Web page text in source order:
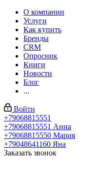
О компании
Услуги
Как купить
Бренды
CRM
Опросник
Книги
Новости
Блог
...
Войти
+79068815551
+79068815551 Анна
+79068815550 Мария
+79048641160 Яна
Заказать звонок